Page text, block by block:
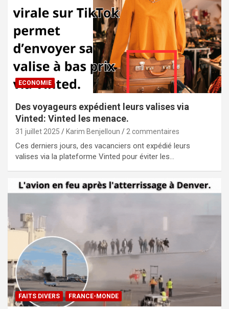
ECONOMIE
Des voyageurs expédient leurs valises via
Vinted: Vinted les menace.
31 juillet 2025 Karim Benjelloun 2 commentaires
Ces derniers jours, des vacanciers ont expédié leurs
valises via la plateforme Vinted pour éviter les…
FAITS DIVERS FRANCE-MONDE